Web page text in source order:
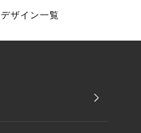
デザイン一覧